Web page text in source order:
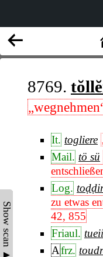
Show scan ▲
8769.
It. togliere
Mail. tö sü
Log.
zu etwas
42, 855
Friaul. tueií
Afrz.